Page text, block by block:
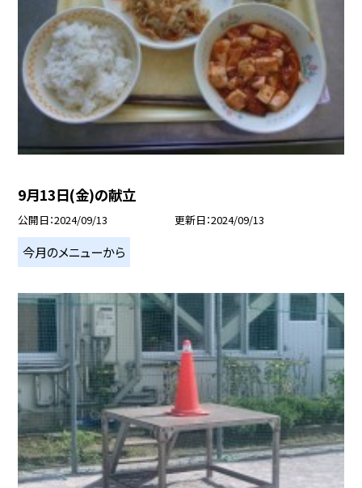
9月13日(金)の献立
公開日 2024/09/13 更新日 2024/09/13
今月のメニューから